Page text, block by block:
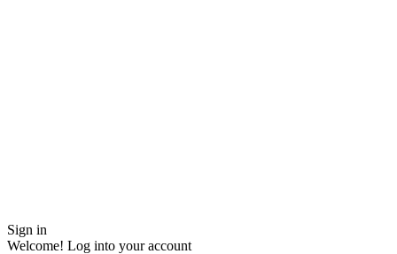
Sign in
Welcome! Log into your account